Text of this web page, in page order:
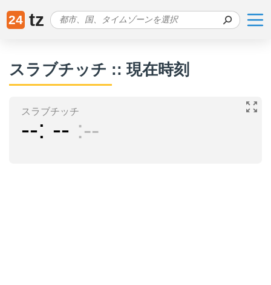
24 tz
スラブチッチ :: 現在時刻
スラブチッチ
-- -- --